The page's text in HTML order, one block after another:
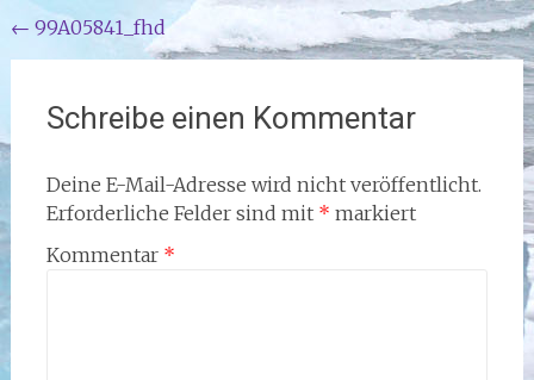
Beitragsnavigation
← 99A05841_fhd
Schreibe einen Kommentar
Deine E-Mail-Adresse wird nicht veröffentlicht.
Erforderliche Felder sind mit * markiert
Kommentar *